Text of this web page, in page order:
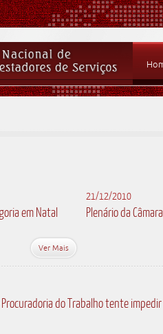
em Natal
Ver Mais
21/12/2010
Plenário da
do Trabalho tente